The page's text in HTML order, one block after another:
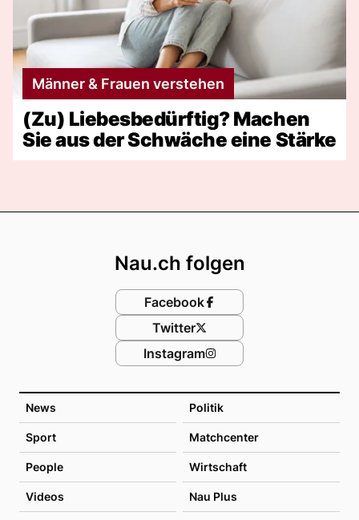
Männer & Frauen verstehen
(Zu) Liebesbedürftig? Machen
Sie aus der Schwäche eine Stärke
News Politik
Sport Matchcenter
People Wirtschaft
Videos Nau Plus
Nau.ch folgen
Facebook
Twitter
Instagram